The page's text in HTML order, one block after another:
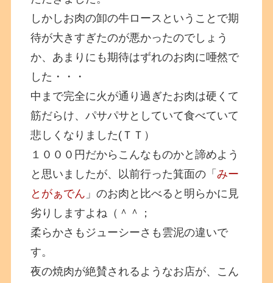
しかしお肉の卸の牛ロースということで期
待が大きすぎたのが悪かったのでしょう
か、あまりにも期待はずれのお肉に唖然で
した・・・
中まで完全に火が通り過ぎたお肉は硬くて
筋だらけ、パサパサとしていて食べていて
悲しくなりました(ＴＴ）
１０００円だからこんなものかと諦めよう
と思いましたが、以前行った箕面の「みー
とがぁでん 」のお肉と比べると明らかに見
劣りしますよね（＾＾；
柔らかさもジューシーさも雲泥の違いで
す。
夜の焼肉が絶賛されるようなお店が、こん